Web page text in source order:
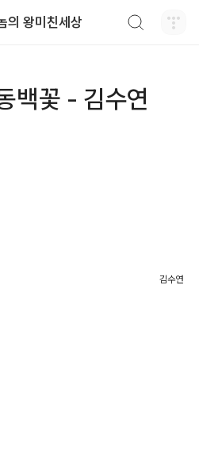
의 왕미친세상
백꽃 - 김수연
김수연